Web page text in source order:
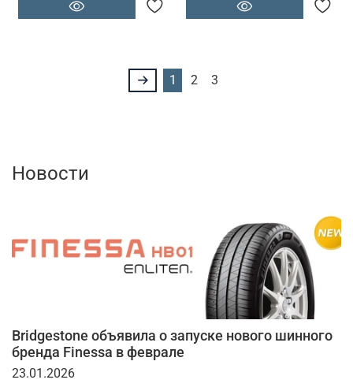
1 2 3
Новости
Bridgestone объявила о запуске нового шинного
бренда Finessa в феврале
23.01.2026